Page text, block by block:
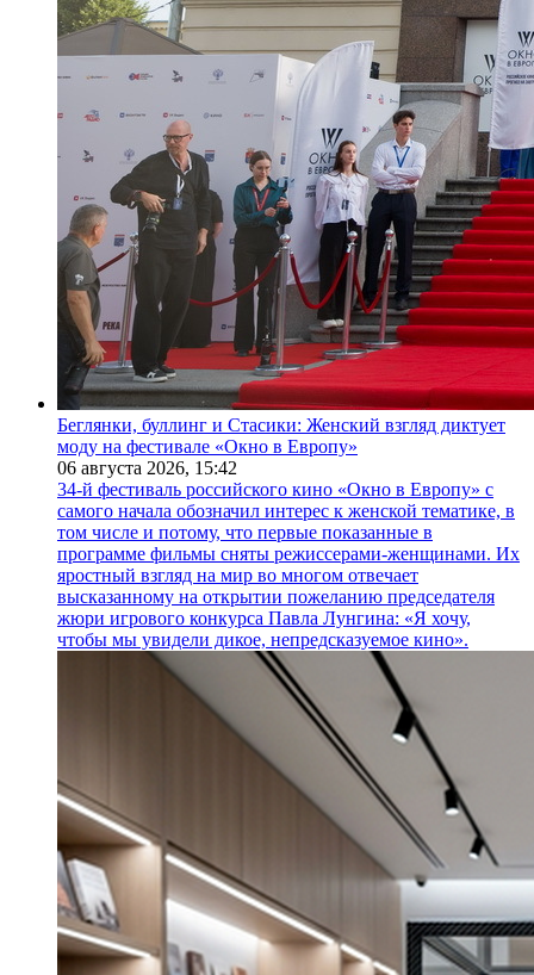
Беглянки, буллинг и Стасики: Женский взгляд диктует
моду на фестивале «Окно в Европу»
06 августа 2026, 15:42
34-й фестиваль российского кино «Окно в Европу» с
самого начала обозначил интерес к женской тематике, в
том числе и потому, что первые показанные в
программе фильмы сняты режиссерами-женщинами. Их
яростный взгляд на мир во многом отвечает
высказанному на открытии пожеланию председателя
жюри игрового конкурса Павла Лунгина: «Я хочу,
чтобы мы увидели дикое, непредсказуемое кино».